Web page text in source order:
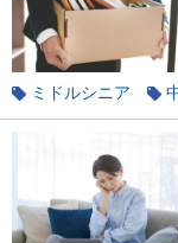
ミドルシニア